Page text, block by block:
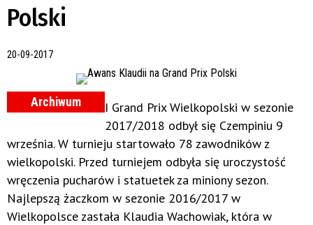
Polski
20-09-2017
Archiwum
I Grand Prix Wielkopolski w sezonie
2017/2018 odbył się Czempiniu 9
września. W turnieju startowało 78 zawodników z
wielkopolski. Przed turniejem odbyła się uroczystość
wręczenia pucharów i statuetek za miniony sezon.
Najlepszą żaczkom w sezonie 2016/2017 w
Wielkopolsce zastała Klaudia Wachowiak, która w